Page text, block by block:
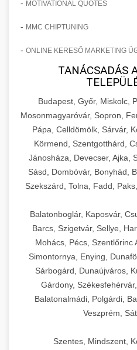
- MOTIVATIONAL QUOTES
- MMC CHIPTUNING
- ONLINE KERESŐ MARKETING
TANÁCSADÁS
Budapest, Győr, Miskolc,
Mosonmagyaróvár, Sopron,
Pápa, Celldömölk, Sárvár,
Körmend, Szentgotthárd,
Jánosháza, Devecser, Ajka,
Sásd, Dombóvár, Bonyhád,
Szekszárd, Tolna, Fadd,
Balatonboglár, Kaposvár,
Barcs, Szigetvár, Sellye,
Mohács, Pécs, Szentlőrinc
Simontornya, Enying,
Sárbogárd, Dunaújváros,
Gárdony,
Balatonalmádi, Polgárdi,
Veszprém,
Szentes, Mindszent,